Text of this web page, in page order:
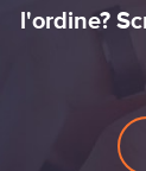
l'ordine?